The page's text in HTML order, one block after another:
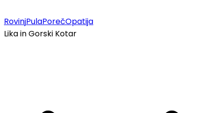
RovinjPulaPorečOpatija
Lika in Gorski Kotar